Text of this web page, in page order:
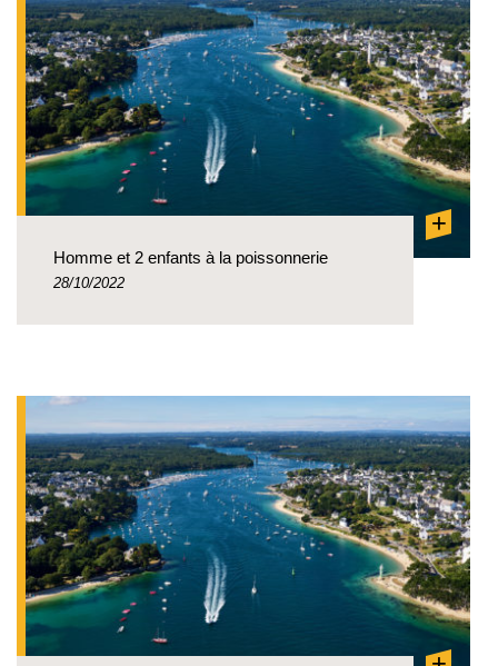
+
Homme et 2 enfants à la poissonnerie
28/10/2022